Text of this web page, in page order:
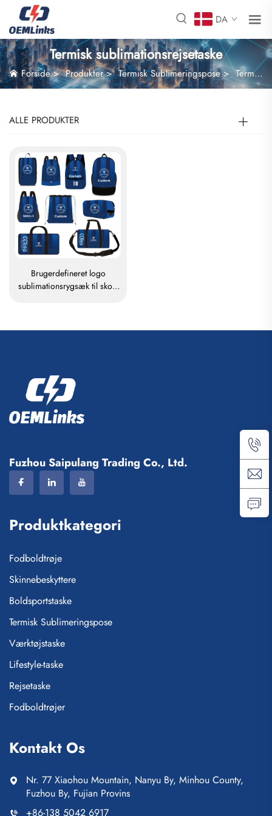
DA
Termisk sublimationsrejsetaske
Forside>Produkter>Termisk Sublimeringspose>Termisk sublimationsrejsetaske
ALLE PRODUKTER
Brugerdefineret logo
sublimationsrygsæk til skole
Fuzhou Saipulang Trading Co., Ltd.
Produktkategori
Fodboldtrøje
Skinnebeskyttere
Boldsportstaske
Termisk Sublimeringspose
Værktøjstaske
Lifestyle-taske
Rejsetaske
Fodboldtrøjer
Kontakt Os
Nr. 77 Xiaohou Mountain, Nanyu By, Minhou County,
Fuzhou By, Fujian Provins
+86-138 5042 6917